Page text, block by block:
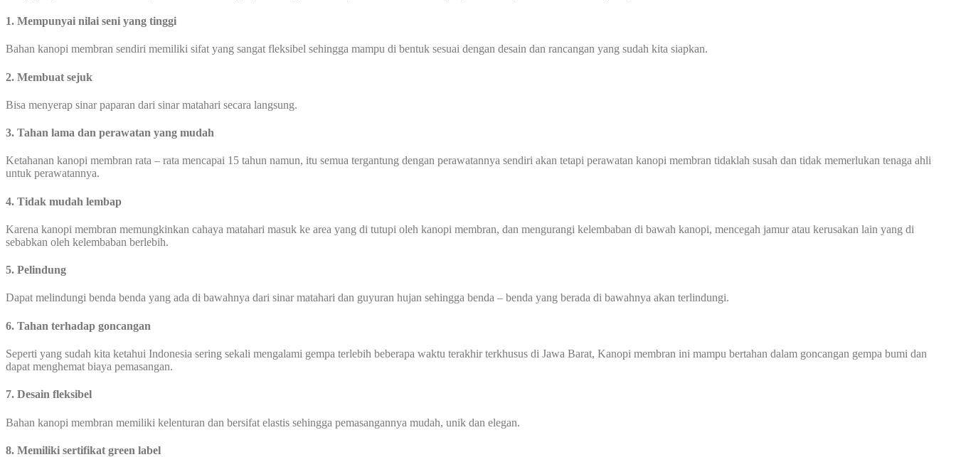
1. Mempunyai nilai seni yang tinggi
Bahan kanopi membran sendiri memiliki sifat yang sangat fleksibel sehingga mampu di bentuk sesuai dengan desain dan rancangan yang sudah kita siapkan.
2. Membuat sejuk
Bisa menyerap sinar paparan dari sinar matahari secara langsung.
3. Tahan lama dan perawatan yang mudah
Ketahanan kanopi membran rata – rata mencapai 15 tahun namun, itu semua tergantung dengan perawatannya sendiri akan tetapi perawatan kanopi membran tidaklah susah dan tidak memerlukan tenaga ahli
untuk perawatannya.
4. Tidak mudah lembap
Karena kanopi membran memungkinkan cahaya matahari masuk ke area yang di tutupi oleh kanopi membran, dan mengurangi kelembaban di bawah kanopi, mencegah jamur atau kerusakan lain yang di
sebabkan oleh kelembaban berlebih.
5. Pelindung
Dapat melindungi benda benda yang ada di bawahnya dari sinar matahari dan guyuran hujan sehingga benda – benda yang berada di bawahnya akan terlindungi.
6. Tahan terhadap goncangan
Seperti yang sudah kita ketahui Indonesia sering sekali mengalami gempa terlebih beberapa waktu terakhir terkhusus di Jawa Barat, Kanopi membran ini mampu bertahan dalam goncangan gempa bumi dan
dapat menghemat biaya pemasangan.
7. Desain fleksibel
Bahan kanopi membran memiliki kelenturan dan bersifat elastis sehingga pemasangannya mudah, unik dan elegan.
8. Memiliki sertifikat green label